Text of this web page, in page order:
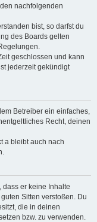
nachfolgenden
bist, so darfst du
des Boards gelten
geschlossen und kann
jederzeit gekündigt
Betreiber ein einfaches,
Recht, deinen
a bleibt auch nach
dass er keine Inhalte
Sitten verstoßen. Du
die in deinen
bzw. zu verwenden.